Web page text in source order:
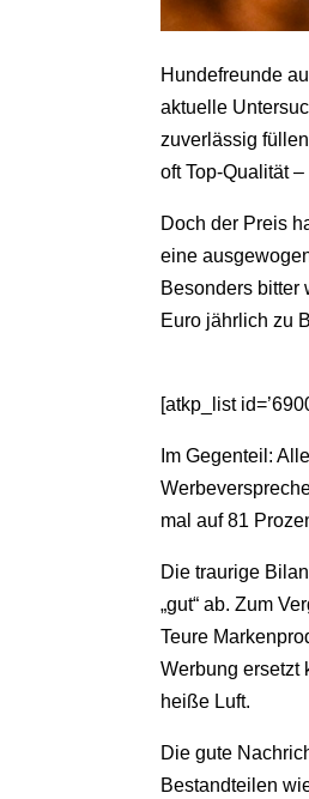
Hundefreunde
aktuelle
zuverlässig
oft Top-Qualität
Doch der Preis
eine
Besonders bitter
Euro jährlich zu
[atkp_list
Im Gegenteil:
mal auf 81
Die traurige
„gut“ ab. Zum
Teure
Werbung ersetzt
heiße Luft.
Die gute
Bestandteilen